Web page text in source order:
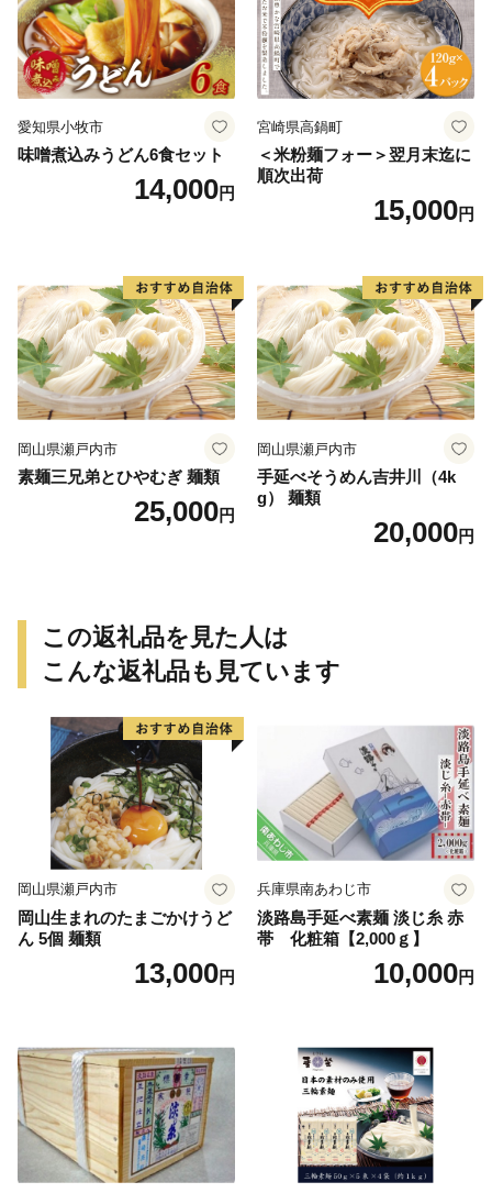
愛知県小牧市
味噌煮込みうどん6食セット
14,000円
宮崎県高鍋町
＜米粉麺フォー＞翌月末迄に
順次出荷
15,000円
岡山県瀬戸内市
素麺三兄弟とひやむぎ 麺類
25,000円
岡山県瀬戸内市
手延べそうめん吉井川（4k
g） 麺類
20,000円
この返礼品を見た人は
こんな返礼品も見ています
岡山県瀬戸内市
岡山生まれのたまごかけうど
ん 5個 麺類
13,000円
兵庫県南あわじ市
淡路島手延べ素麺 淡じ糸 赤
帯 化粧箱【2,000ｇ】
10,000円